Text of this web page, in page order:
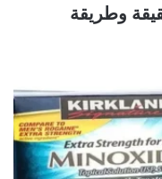
وطريقة